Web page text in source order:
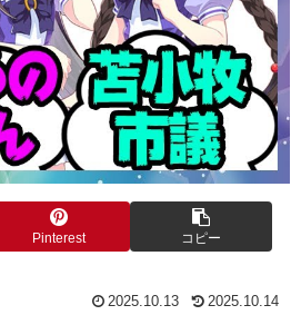
Pinterest コピー
2025.10.13 2025.10.14